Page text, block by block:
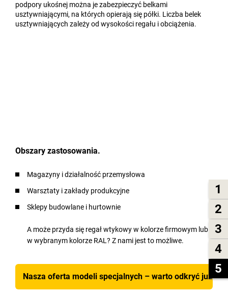
1
2
3
4
5
podpory ukośnej można je zabezpieczyć belkami
usztywniającymi, na których opierają się półki. Liczba belek
usztywniających zależy od wysokości regału i obciążenia.
Obszary zastosowania.
Magazyny i działalność przemysłowa
Warsztaty i zakłady produkcyjne
Sklepy budowlane i hurtownie
A może przyda się regał wtykowy w kolorze firmowym lub
w wybranym kolorze RAL? Z nami jest to możliwe.
Nasza oferta modeli specjalnych – warto odkryć już